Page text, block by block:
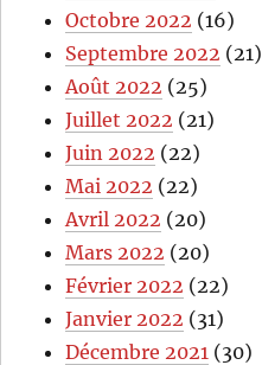
Octobre 2022 (16)
Septembre 2022 (21)
Août 2022 (25)
Juillet 2022 (21)
Juin 2022 (22)
Mai 2022 (22)
Avril 2022 (20)
Mars 2022 (20)
Février 2022 (22)
Janvier 2022 (31)
Décembre 2021 (30)